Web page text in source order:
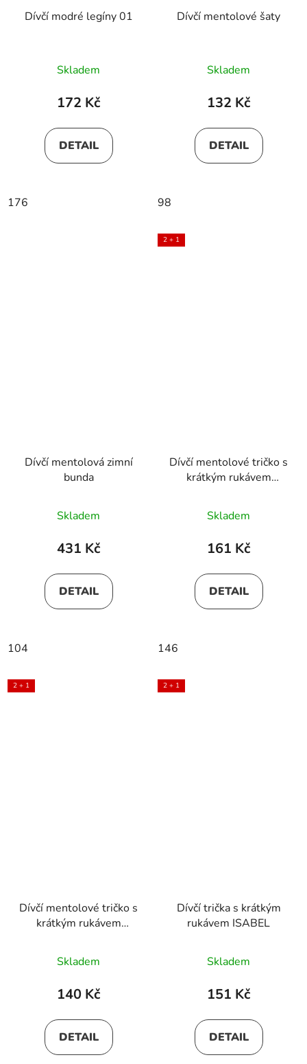
Dívčí modré legíny 01
Skladem
172 Kč
DETAIL
176
Dívčí mentolové šaty
Skladem
132 Kč
DETAIL
98
Dívčí mentolová zimní
bunda
Skladem
431 Kč
DETAIL
104
2 + 1
Dívčí mentolové tričko s
krátkým rukávem
Skladem
161 Kč
DETAIL
146
2 + 1
Dívčí mentolové tričko s
krátkým rukávem
Skladem
140 Kč
DETAIL
2 + 1
Dívčí trička s krátkým
rukávem ISABEL
Skladem
151 Kč
DETAIL